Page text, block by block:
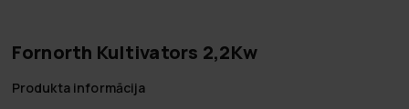
Fornorth Kultivators 2,2Kw
Produkta informācija